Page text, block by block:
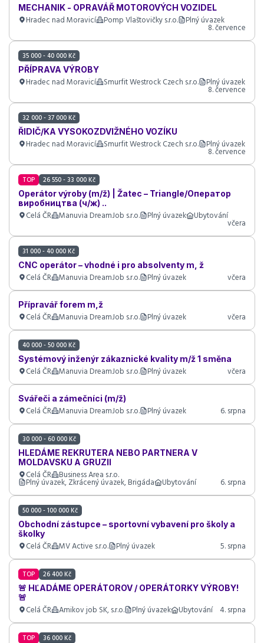
MECHANIK - OPRAVÁŘ MOTOROVÝCH VOZIDEL
Hradec nad Moravicí Pomp Vlaštovičky s.r.o. Plný úvazek
8. července
35 000 - 40 000 Kč
PŘÍPRAVA VÝROBY
Hradec nad Moravicí Smurfit Westrock Czech s.r.o. Plný úvazek
8. července
32 000 - 37 000 Kč
ŘIDIČ/KA VYSOKOZDVIŽNÉHO VOZÍKU
Hradec nad Moravicí Smurfit Westrock Czech s.r.o. Plný úvazek
8. července
TOP 26 550 - 33 000 Kč
Operátor výroby (m/ž) | Žatec – Triangle/Оператор
виробництва (ч/ж) ..
Celá ČR Manuvia DreamJob s.r.o. Plný úvazek Ubytování
včera
31 000 - 40 000 Kč
CNC operátor – vhodné i pro absolventy m, ž
Celá ČR Manuvia DreamJob s.r.o. Plný úvazek včera
Přípravář forem m,ž
Celá ČR Manuvia DreamJob s.r.o. Plný úvazek včera
40 000 - 50 000 Kč
Systémový inženýr zákaznické kvality m/ž 1 směna
Celá ČR Manuvia DreamJob s.r.o. Plný úvazek včera
Svářeči a zámečníci (m/ž)
Celá ČR Manuvia DreamJob s.r.o. Plný úvazek 6. srpna
30 000 - 60 000 Kč
HLEDÁME REKRUTERA NEBO PARTNERA V
MOLDAVSKU A GRUZII
Celá ČR Business Area s.r.o.
Plný úvazek, Zkrácený úvazek, Brigáda Ubytování 6. srpna
50 000 - 100 000 Kč
Obchodní zástupce – sportovní vybavení pro školy a
školky
Celá ČR MV Active s.r.o. Plný úvazek 5. srpna
TOP 26 400 Kč
🚨 HĽADÁME OPERÁTOROV / OPERÁTORKY VÝROBY!
🚨
Celá ČR Amikov job SK, s.r.o. Plný úvazek Ubytování 4. srpna
TOP 36 000 Kč